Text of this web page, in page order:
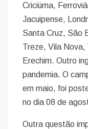
Criciúma,
Jacuipense,
Santa Cruz, São
Treze, Vila Nova,
Erechim. Outro
pandemia. O
em maio, foi
no dia 08 de
Outra questão